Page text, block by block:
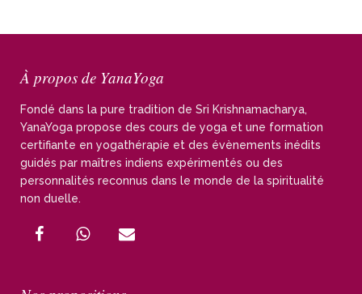
À propos de YanaYoga
Fondé dans la pure tradition de Sri Krishnamacharya,
YanaYoga propose des cours de yoga et une formation
certifiante en yogathérapie et des évènements inédits
guidés par maîtres indiens expérimentés ou des
personnalités reconnus dans le monde de la spiritualité
non duelle.